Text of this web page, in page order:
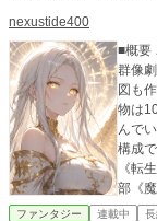
nexustide400
■概要
群像
図も
物は100人超。 ■更新日：
んでいた
構成で完結予定 第一部
《転
部《魔王VS？？
る部
ファンタジー 連載中